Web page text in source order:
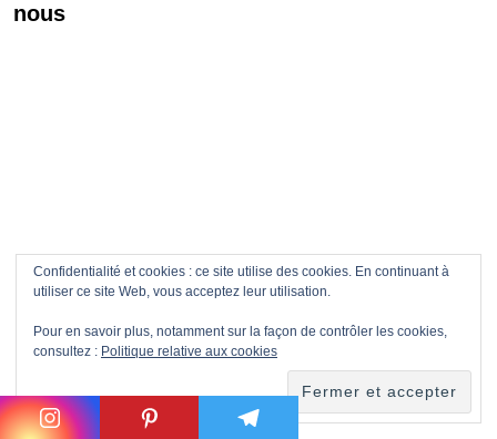
nous
Confidentialité et cookies : ce site utilise des cookies. En continuant à
utiliser ce site Web, vous acceptez leur utilisation.
Pour en savoir plus, notamment sur la façon de contrôler les cookies,
consultez : Politique relative aux cookies